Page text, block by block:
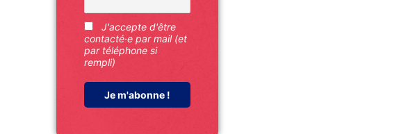
J'accepte d'être
contacté·e par mail (et
par téléphone si
rempli)